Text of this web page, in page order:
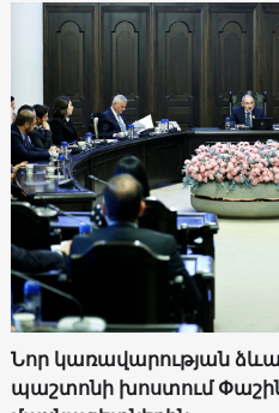
Նոր կառավարության
պաշտոնի խոստում